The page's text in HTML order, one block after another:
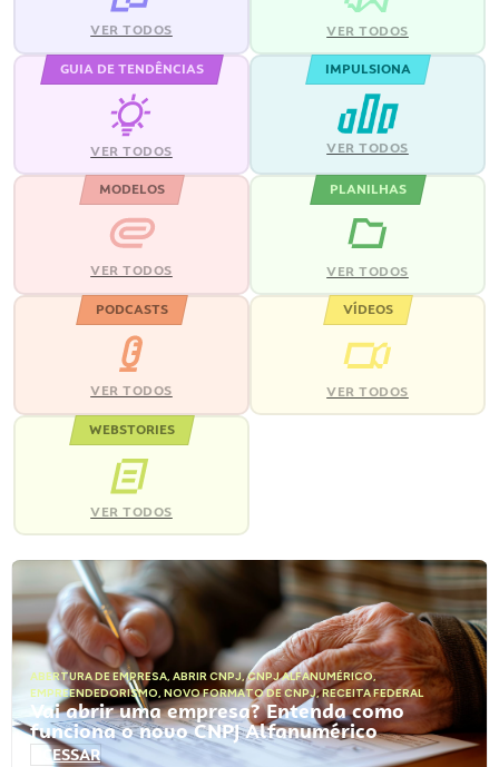
VER TODOS VER TODOS
GUIA DE TENDÊNCIAS
VER TODOS
IMPULSIONA
VER TODOS
MODELOS
VER TODOS
PLANILHAS
VER TODOS
PODCASTS
VER TODOS
VÍDEOS
VER TODOS
WEBSTORIES
VER TODOS
ABERTURA DE EMPRESA, ABRIR CNPJ,CNPJ ALFANUMÉRICO,
EMPREENDEDORISMO, NOVO FORMATO DE CNPJ,RECEITA FEDERAL
Vai abrir uma empresa? Entenda como
funciona o novo CNPJ Alfanumérico
ACESSAR